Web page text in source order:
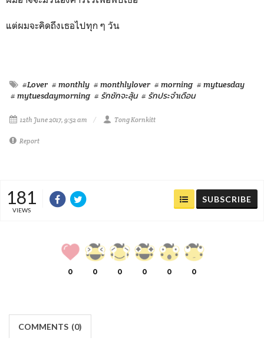
แต่ผมจะคิดถึงเธอไปทุก ๆ วัน
#Lover # monthly # monthlylover # morning # mytuesday
# mytuesdaymorning # รักชักจะลุ้น # รักประจำเดือน
12th June 2017, 9:52 am Tong Kornkitt
Report
181
VIEWS
SUBSCRIBE
0 0 0 0 0 0
COMMENTS (0)